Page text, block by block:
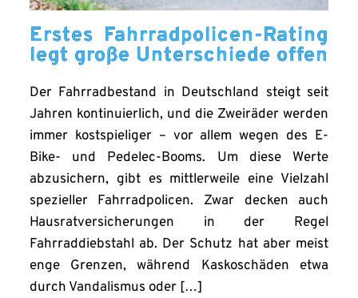
Erstes Fahrradpolicen-Rating
legt große Unterschiede offen
Der Fahrradbestand in Deutschland steigt seit
Jahren kontinuierlich, und die Zweiräder werden
immer kostspieliger – vor allem wegen des E-
Bike- und Pedelec-Booms. Um diese Werte
abzusichern, gibt es mittlerweile eine Vielzahl
spezieller Fahrradpolicen. Zwar decken auch
Hausratversicherungen in der Regel
Fahrraddiebstahl ab. Der Schutz hat aber meist
enge Grenzen, während Kaskoschäden etwa
durch Vandalismus oder […]